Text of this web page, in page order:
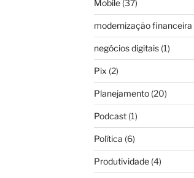
Mobile(37)
modernização financeira
negócios digitais(1)
Pix (2)
Planejamento(20)
Podcast(1)
Política (6)
Produtividade(4)